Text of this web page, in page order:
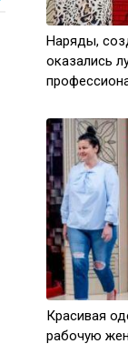
Наряды,
оказались
Красивая
рабочую